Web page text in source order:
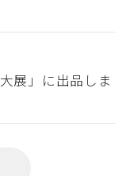
展」に出品しま